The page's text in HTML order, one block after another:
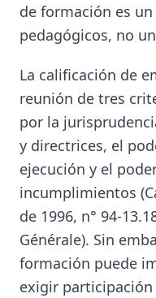
de formación es
pedagógicos, no
La calificación de
reunión de tres
por la
y directrices, el
ejecución y el
incumplimientos
de 1996, n° 94-
Générale). Sin
formación puede
exigir participación